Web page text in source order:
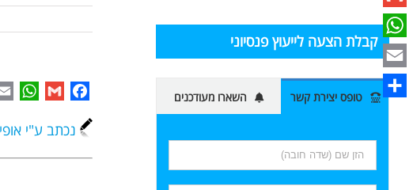
Facebook
Gmail
נכתב ע"י
קבלת הצעה לייעוץ פנסיוני
טופס יצירת קשר השארו מעודכנים
Gmail
WhatsApp
Email